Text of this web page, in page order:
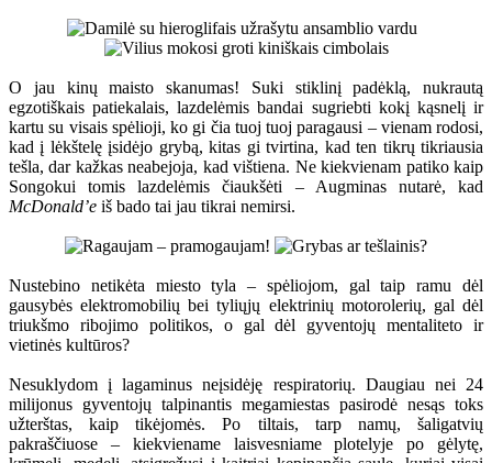
O jau kinų maisto skanumas! Suki stiklinį padėklą, nukrautą
egzotiškais patiekalais, lazdelėmis bandai sugriebti kokį kąsnelį ir
kartu su visais spėlioji, ko gi čia tuoj tuoj paragausi – vienam rodosi,
kad į lėkštelę įsidėjo grybą, kitas gi tvirtina, kad ten tikrų tikriausia
tešla, dar kažkas neabejoja, kad vištiena. Ne kiekvienam patiko kaip
Songokui tomis lazdelėmis čiaukšėti – Augminas nutarė, kad
McDonald’e iš bado tai jau tikrai nemirsi.
Nustebino netikėta miesto tyla – spėliojom, gal taip ramu dėl
gausybės elektromobilių bei tyliųjų elektrinių motorolerių, gal dėl
triukšmo ribojimo politikos, o gal dėl gyventojų mentaliteto ir
vietinės kultūros?
Nesuklydom į lagaminus neįsidėję respiratorių. Daugiau nei 24
milijonus gyventojų talpinantis megamiestas pasirodė nesąs toks
užterštas, kaip tikėjomės. Po tiltais, tarp namų, šaligatvių
pakraščiuose – kiekviename laisvesniame plotelyje po gėlytę,